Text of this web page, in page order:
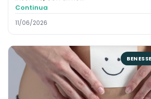
Continua
11/06/2026